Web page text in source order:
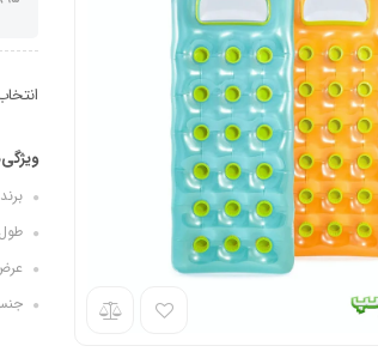
طول: 188
عرض: 71